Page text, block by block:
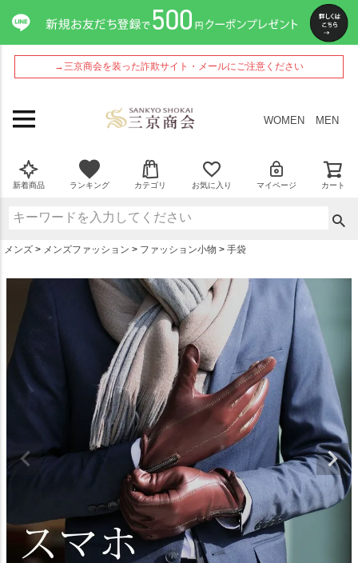
→三京商会を装った詐欺サイト・メールにご注意ください
WOMEN MEN
新着商品 ランキング カテゴリ お気に入り マイページ カート
メンズ メンズファッション ファッション小物 手袋
ペー
ジト
ップ
へ